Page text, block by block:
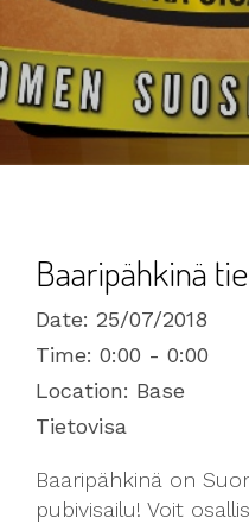
Baaripähkinä
Date: 25/07/2018
Time: 0:00 - 0:00
Location: Base
Tietovisa
Baaripähkinä on
pubivisailu! Voit